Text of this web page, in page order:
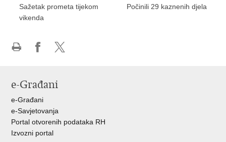
Sažetak prometa tijekom
vikenda
Počinili 29 kaznenih djela
Facebooku
X-
e-Građani
e-Građani
e-Savjetovanja
Portal otvorenih podataka RH
Izvozni portal